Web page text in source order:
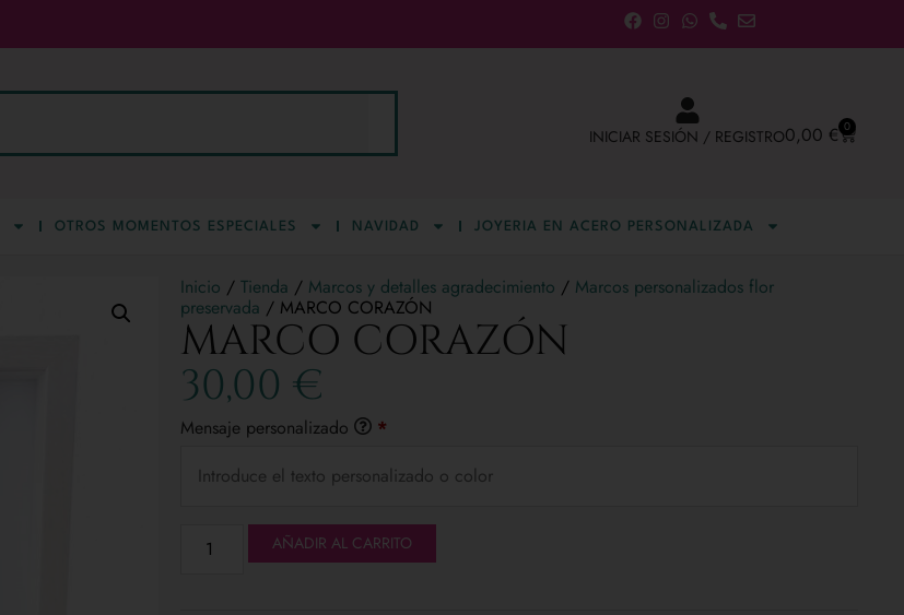
INICIAR SESIÓN / REGISTRO0,00 € 0
OTROS MOMENTOS ESPECIALES NAVIDAD JOYERIA EN ACERO PERSONALIZADA
Inicio / Tienda / Marcos y detalles agradecimiento / Marcos personalizados flor
preservada / MARCO CORAZÓN
MARCO CORAZÓN
30,00 €
Mensaje personalizado *
AÑADIR AL CARRITO